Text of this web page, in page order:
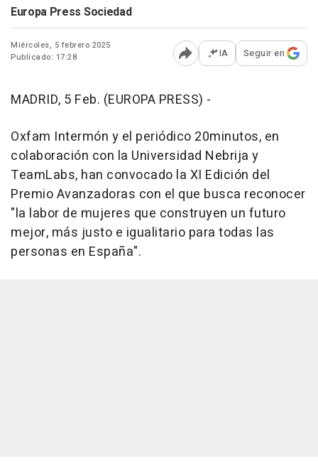
Europa Press Sociedad
Miércoles, 5 febrero 2025
Publicado: 17:28
Abrir opciones para
IA Seguir en
MADRID, 5 Feb. (EUROPA PRESS) -
Oxfam Intermón y el periódico 20minutos, en
colaboración con la Universidad Nebrija y
TeamLabs, han convocado la XI Edición del
Premio Avanzadoras con el que busca reconocer
"la labor de mujeres que construyen un futuro
mejor, más justo e igualitario para todas las
personas en España".